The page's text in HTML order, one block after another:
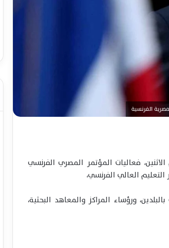
الفرنسية
فعاليات المؤتمر المصري الفرنسي
العالي الفرنسي،
ورؤساء المراكز والمعاهد البحثية،